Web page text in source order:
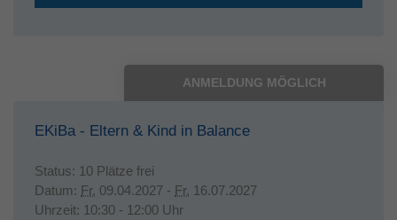
ANMELDUNG MÖGLICH
EKiBa - Eltern & Kind in Balance
Status: 10 Plätze frei
Datum: Fr. 09.04.2027 - Fr. 16.07.2027
Uhrzeit: 10:30 - 12:00 Uhr